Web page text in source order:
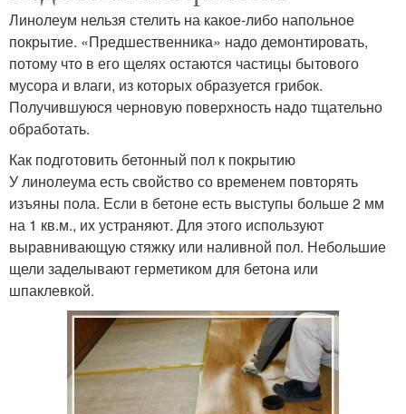
Линолеум нельзя стелить на какое-либо напольное
покрытие. «Предшественника» надо демонтировать,
потому что в его щелях остаются частицы бытового
мусора и влаги, из которых образуется грибок.
Получившуюся черновую поверхность надо тщательно
обработать.
Как подготовить бетонный пол к покрытию
У линолеума есть свойство со временем повторять
изъяны пола. Если в бетоне есть выступы больше 2 мм
на 1 кв.м., их устраняют. Для этого используют
выравнивающую стяжку или наливной пол. Небольшие
щели заделывают герметиком для бетона или
шпаклевкой.